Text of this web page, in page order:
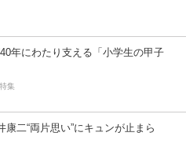
年にわたり支える「小学生の甲子
集
康二“両片思い”にキュンが止まら